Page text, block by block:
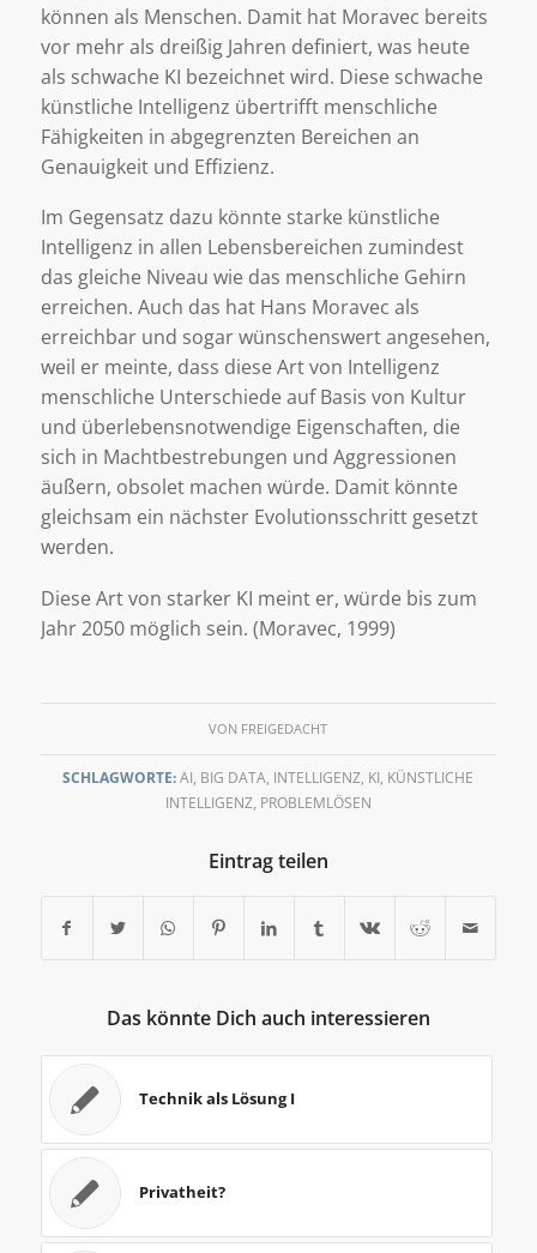
können als Menschen. Damit hat Moravec bereits
vor mehr als dreißig Jahren definiert, was heute
als schwache KI bezeichnet wird. Diese schwache
künstliche Intelligenz übertrifft menschliche
Fähigkeiten in abgegrenzten Bereichen an
Genauigkeit und Effizienz.
Im Gegensatz dazu könnte starke künstliche
Intelligenz in allen Lebensbereichen zumindest
das gleiche Niveau wie das menschliche Gehirn
erreichen. Auch das hat Hans Moravec als
erreichbar und sogar wünschenswert angesehen,
weil er meinte, dass diese Art von Intelligenz
menschliche Unterschiede auf Basis von Kultur
und überlebensnotwendige Eigenschaften, die
sich in Machtbestrebungen und Aggressionen
äußern, obsolet machen würde. Damit könnte
gleichsam ein nächster Evolutionsschritt gesetzt
werden.
Diese Art von starker KI meint er, würde bis zum
Jahr 2050 möglich sein. (Moravec, 1999)
VON FREIGEDACHT
SCHLAGWORTE: AI, BIG DATA, INTELLIGENZ, KI, KÜNSTLICHE
INTELLIGENZ, PROBLEMLÖSEN
Eintrag teilen
Das könnte Dich auch interessieren
Technik als Lösung I
Privatheit?